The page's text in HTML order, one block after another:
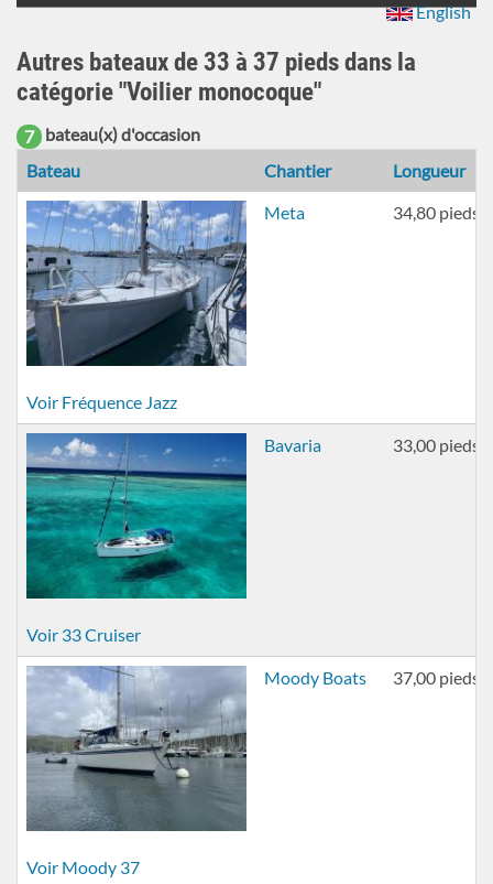
English
Autres bateaux de 33 à 37 pieds dans la
catégorie "Voilier monocoque"
7 bateau(x) d'occasion
Bateau
Chantier Longueur
Voir Fréquence Jazz
Meta 34,80 pieds
Voir 33 Cruiser
Bavaria 33,00 pieds
Voir Moody 37
Moody Boats 37,00 pieds